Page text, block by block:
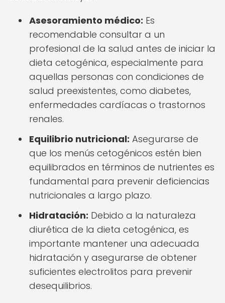
Asesoramiento médico: Es
recomendable consultar a un
profesional de la salud antes de iniciar la
dieta cetogénica, especialmente para
aquellas personas con condiciones de
salud preexistentes, como diabetes,
enfermedades cardíacas o trastornos
renales.
Equilibrio nutricional: Asegurarse de
que los menús cetogénicos estén bien
equilibrados en términos de nutrientes es
fundamental para prevenir deficiencias
nutricionales a largo plazo.
Hidratación: Debido a la naturaleza
diurética de la dieta cetogénica, es
importante mantener una adecuada
hidratación y asegurarse de obtener
suficientes electrolitos para prevenir
desequilibrios.